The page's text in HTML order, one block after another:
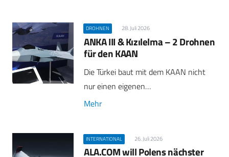
DROHNEN 28. Juli 2026
ANKA III & Kızılelma – 2 Drohnen
für den KAAN
Die Türkei baut mit dem KAAN nicht
nur einen eigenen…
Mehr
INTERNATIONAL 26. Juli 2026
ALA.COM will Polens nächster